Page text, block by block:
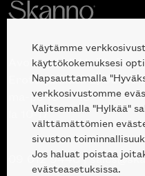
Avoinna kuluttajille ja
Erottajankatu 2, 00120
ma-pe 10 — 18
la 10-17
09 612 9440 |
Käytämme
käyttökokemuksesi
Napsauttamalla
verkkosivustomme
Valitsemalla "Hylkää"
välttämättömien
sivuston
Jos haluat poistaa
evästeasetuksissa.